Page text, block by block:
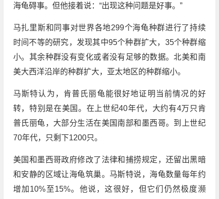
海龟碍事。但他接着说：“出现这种问题是好事。”
马扎里斯和同事对世界各地299个海龟种群进行了持续
时间不等的研究，发现其中95个种群扩大，35个种群缩
小。其余种群没有变化或者没有足够的数据。北美和南
美大西洋沿岸的种群扩大，亚太地区的种群缩小。
马斯特认为，肯普氏丽龟能很好地证明当前情况的好
转，特别是在美国。在上世纪40年代，大约有4万只肯
普氏丽龟，大部分生活在美国南部和墨西哥。到上世纪
70年代，只剩下1200只。
美国和墨西哥政府修改了法律和捕捞规定，还留出黑暗
和安静的区域让海龟筑巢。马斯特说，海龟数量每年约
增加10%至15%。他说，这很好，但它们仍然极度濒